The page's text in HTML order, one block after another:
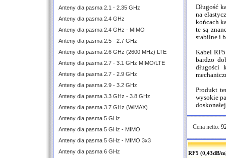
Anteny dla pasma 2.1 - 2.35 GHz
Anteny dla pasma 2.4 GHz
Anteny dla pasma 2.4 GHz - MIMO
Anteny dla pasma 2.5 - 2.7 GHz
Anteny dla pasma 2.6 GHz (2600 MHz) LTE
Anteny dla pasma 2.7 - 3.1 GHz MIMO/LTE
Anteny dla pasma 2.7 - 2.9 GHz
Anteny dla pasma 2.9 - 3.2 GHz
Anteny dla pasma 3.3 GHz - 3.8 GHz
Anteny dla pasma 3.7 GHz (WiMAX)
Anteny dla pasma 5 GHz
Anteny dla pasma 5 GHz - MIMO
Anteny dla pasma 5 GHz - MIMO 3x3
Anteny dla pasma 6 GHz
Długość
na
końcach
te są
stabilne i
Kabel
bardzo
długości
Produkt
wysokie
Cena netto:
RF5 (0,43dB/